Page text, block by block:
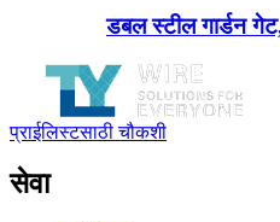
डबल स्टील गार्डन
प्राईलिस्टसाठी चौकशी
सेवा